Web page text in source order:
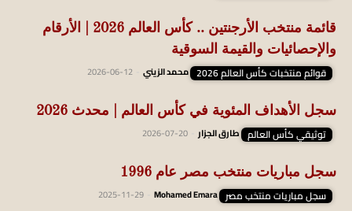
قائمة منتخب الأرجنتين .. كأس العالم 2026 | الأرقام
والإحصائيات والقيمة السوقية
قوائم منتخبات كأس العالم 2026 محمد الزيني 2026-06-12
سجل الأهداف المئوية في كأس العالم | محدث 2026
توثيقي كأس العالم طارق الجزار 2026-07-20
سجل مباريات منتخب مصر عام 1996
سجل مباريات منتخب مصر Mohamed Emara
2025-11-29